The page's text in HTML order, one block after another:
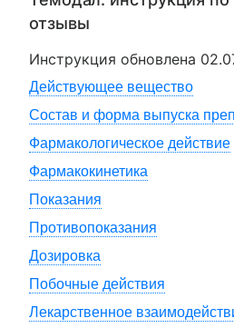
отзывы
Инструкция обновлена
Действующее вещество
Состав и форма выпуска
Фармакологическое действие
Фармакокинетика
Показания
Противопоказания
Дозировка
Побочные действия
Лекарственное